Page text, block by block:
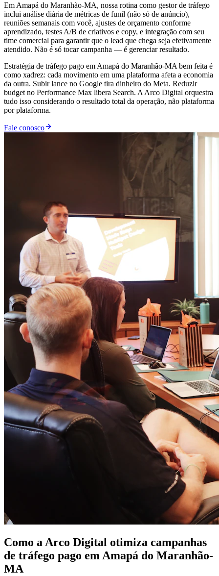
Em Amapá do Maranhão-MA, nossa rotina como gestor de tráfego
inclui análise diária de métricas de funil (não só de anúncio),
reuniões semanais com você, ajustes de orçamento conforme
aprendizado, testes A/B de criativos e copy, e integração com seu
time comercial para garantir que o lead que chega seja efetivamente
atendido. Não é só tocar campanha — é gerenciar resultado.
Estratégia de tráfego pago em Amapá do Maranhão-MA bem feita é
como xadrez: cada movimento em uma plataforma afeta a economia
da outra. Subir lance no Google tira dinheiro do Meta. Reduzir
budget no Performance Max libera Search. A Arco Digital orquestra
tudo isso considerando o resultado total da operação, não plataforma
por plataforma.
Fale conosco
Como a Arco Digital otimiza campanhas
de tráfego pago em Amapá do Maranhão-
MA